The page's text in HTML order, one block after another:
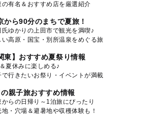
の有名＆おすすめ店を厳選紹介
から90分のまちで夏旅！
氏ゆかりの上田市で観光を満喫♪
い高原・国宝・別所温泉をめぐる旅
東】おすすめ夏祭り情報
夏休みに楽しめる♪
で行きたいお祭り・イベントが満載
親子旅おすすめ情報
からの日帰り～1泊旅にぴったり
地・穴場＆避暑地や収穫体験も！